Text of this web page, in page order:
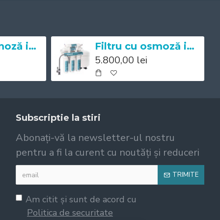
Filtru cu osmoză inversă Mineral Expert Master Filtru cu osmoză inversă Mineral Expert Standart
5.800,00 lei
Subscriptie la stiri
Abonați-vă la newsletter-ul nostru
pentru a fi la curent cu noutăți și reduceri
TRIMITE
Am citit şi sunt de acord cu
Politica de securitate